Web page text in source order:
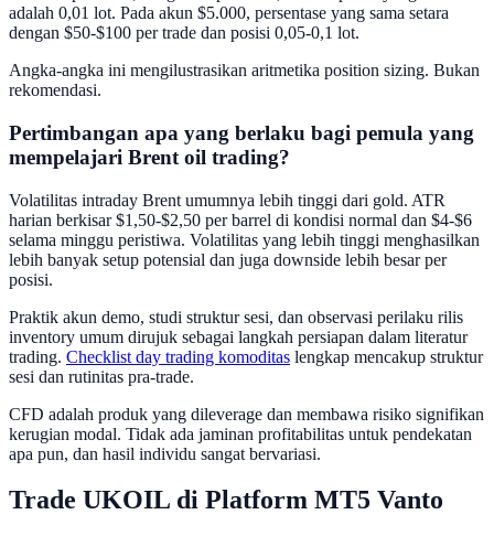
adalah 0,01 lot. Pada akun $5.000, persentase yang sama setara
dengan $50-$100 per trade dan posisi 0,05-0,1 lot.
Angka-angka ini mengilustrasikan aritmetika position sizing. Bukan
rekomendasi.
Pertimbangan apa yang berlaku bagi pemula yang
mempelajari Brent oil trading?
Volatilitas intraday Brent umumnya lebih tinggi dari gold. ATR
harian berkisar $1,50-$2,50 per barrel di kondisi normal dan $4-$6
selama minggu peristiwa. Volatilitas yang lebih tinggi menghasilkan
lebih banyak setup potensial dan juga downside lebih besar per
posisi.
Praktik akun demo, studi struktur sesi, dan observasi perilaku rilis
inventory umum dirujuk sebagai langkah persiapan dalam literatur
trading. Checklist day trading komoditas lengkap mencakup struktur
sesi dan rutinitas pra-trade.
CFD adalah produk yang dileverage dan membawa risiko signifikan
kerugian modal. Tidak ada jaminan profitabilitas untuk pendekatan
apa pun, dan hasil individu sangat bervariasi.
Trade UKOIL di Platform MT5 Vanto